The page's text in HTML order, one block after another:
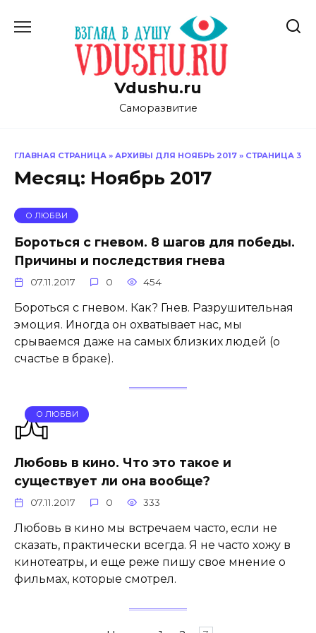
содержанию
Vdushu.ru
Саморазвитие
ГЛАВНАЯ СТРАНИЦА » АРХИВЫ ДЛЯ НОЯБРЬ 2017 » СТРАНИЦА 3
Месяц: Ноябрь 2017
О ЛЮБВИ
Бороться с гневом. 8 шагов для победы.
Причины и последствия гнева
07.11.2017 0 454
Бороться с гневом. Как? Гнев. Разрушительная
эмоция. Иногда он охватывает нас, мы
срываемся даже на самых близких людей (о
счастье в браке).
О ЛЮБВИ
Любовь в кино. Что это такое и
существует ли она вообще?
07.11.2017 0 333
Любовь в кино мы встречаем часто, если не
сказать, практически всегда. Я не часто хожу в
кинотеатры, и еще реже пишу свое мнение о
фильмах, которые смотрел.